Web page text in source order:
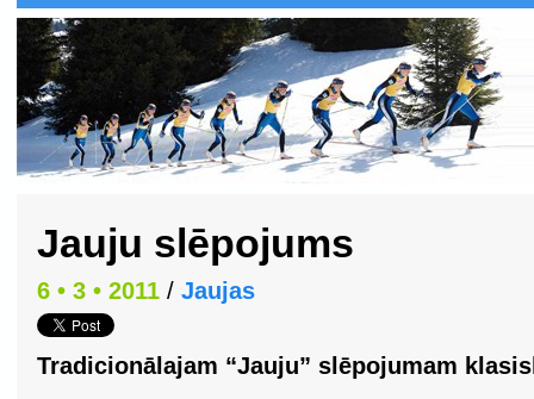
Jauju slēpojums
6 • 3 • 2011 / Jaujas
Tradicionālajam “Jauju” slēpojumam